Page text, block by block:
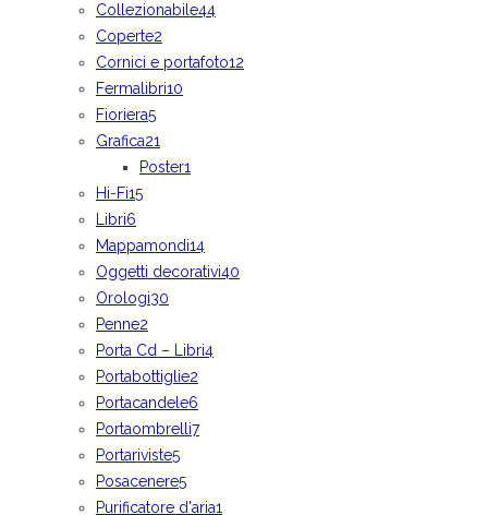
Collezionabile44
Coperte2
Cornici e portafoto12
Fermalibri10
Fioriera5
Grafica21
Poster1
Hi-Fi15
Libri6
Mappamondi14
Oggetti decorativi40
Orologi30
Penne2
Porta Cd – Libri4
Portabottiglie2
Portacandele6
Portaombrelli7
Portariviste5
Posacenere5
Purificatore d'aria1